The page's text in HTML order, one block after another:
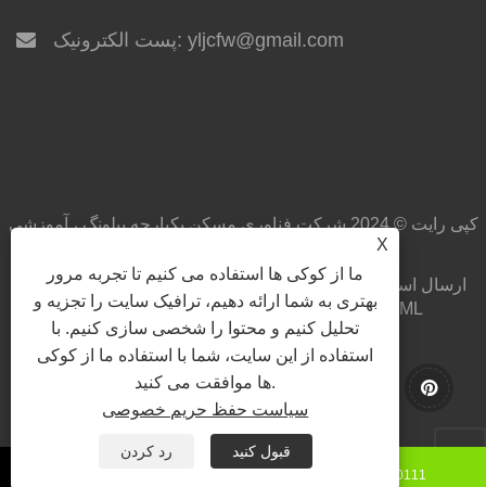
پست الکترونیک: yljcfw@gmail.com
کپی رایت © 2024 شرکت فناوری مسکن یکپارچه ییلونگ ، آموزشی
صفحه اصلی درباره ما محصولات اخبار دانلود ارسال استعلام
با ما تماس بگیرید
پیوندها Sitemap RSS
XML
Privacy Policy
8615130850111
X
ما از کوکی ها استفاده می کنیم تا تجربه مرور
بهتری به شما ارائه دهیم، ترافیک سایت را تجزیه و
تحلیل کنیم و محتوا را شخصی سازی کنیم. با
استفاده از این سایت، شما با استفاده ما از کوکی
ها موافقت می کنید.
سیاست حفظ حریم خصوصی
رد کردن قبول کنید